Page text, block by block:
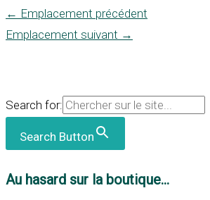
← Emplacement précédent
Emplacement suivant →
Search for:
Search Button
Au hasard sur la boutique...